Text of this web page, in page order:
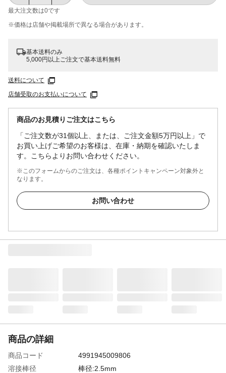
最大注文数は0です
※価格は​店舗や​掲載場所で​異なる​場合が​あります。
基本送料のみ
5,000円以上ご注文で基本送料無料
送料について
店舗受取のお支払いについて
商品のお見積りご注文はこちら
「ご注文数が31個以上、または、ご注文金額5万円以上」で
お買い上げご希望のお客様は、在庫・納期を確認いたしま
す。こちらよりお問い合わせください。
※このフォームからのご注文は、各種ポイントキャンペーン対象外と
なります。
お問い合わせ
商品の詳細
商品コード
4991945009806
溶接棒径
棒径:2.5mm